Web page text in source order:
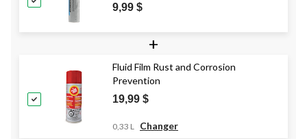
9,99 $
+
Fluid Film Rust and Corrosion
Prevention
19,99 $
0,33 L Changer